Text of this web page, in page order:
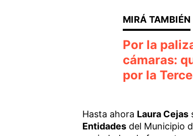
Por la
cámaras:
por la
Hasta ahora Laura Cejas
Entidadesdel Municipio